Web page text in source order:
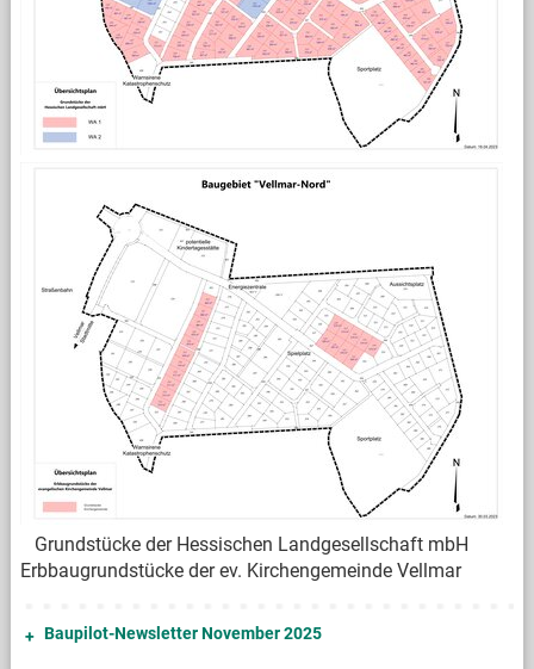
Grundstücke der Hessischen Landgesellschaft mbH
Erbbaugrundstücke der ev. Kirchengemeinde Vellmar
Baupilot-Newsletter November 2025